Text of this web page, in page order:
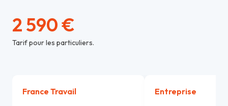
2 590 €
Tarif pour les particuliers.
France Travail Entreprise